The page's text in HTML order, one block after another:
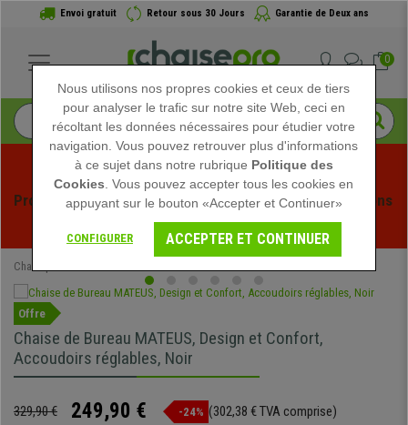
Envoi gratuit Retour sous 30 Jours Garantie de Deux ans
0
Profitez des soldes d'été chez Chaisepro ! Des réductions
exclusives pour une durée limitée - Voir l'offre
Chaisepro
Offre
Chaise de Bureau MATEUS, Design et Confort,
Accoudoirs réglables, Noir
329,90 € 249,90 € -24% (302,38 € TVA comprise)
Nous utilisons nos propres cookies et ceux de tiers
pour analyser le trafic sur notre site Web, ceci en
récoltant les données nécessaires pour étudier votre
navigation. Vous pouvez retrouver plus d'informations
à ce sujet dans notre rubrique Politique des
Cookies . Vous pouvez accepter tous les cookies en
appuyant sur le bouton «Accepter et Continuer»
CONFIGURER ACCEPTER ET CONTINUER